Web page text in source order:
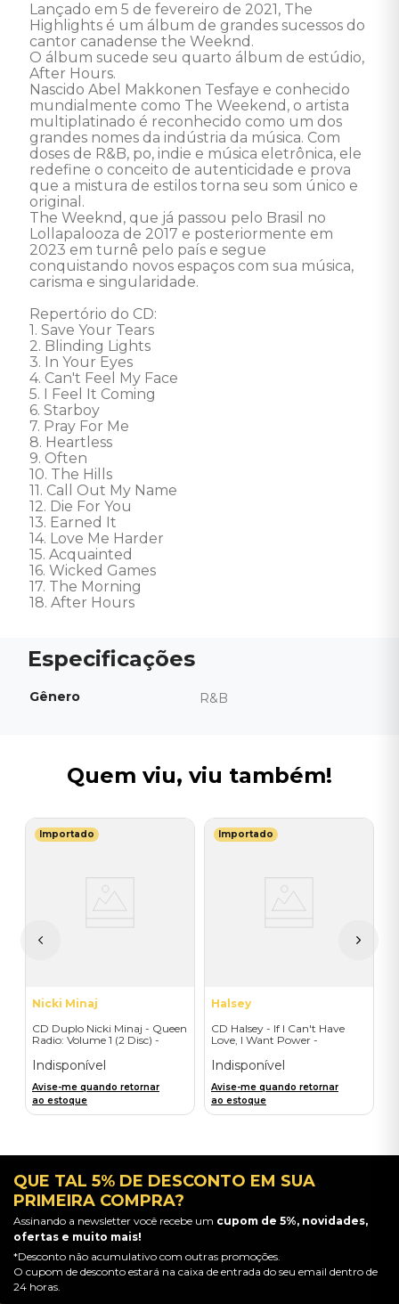
Lançado em 5 de fevereiro de 2021, The
Highlights é um álbum de grandes sucessos do
cantor canadense the Weeknd.
O álbum sucede seu quarto álbum de estúdio,
After Hours.
Nascido Abel Makkonen Tesfaye e conhecido
mundialmente como The Weekend, o artista
multiplatinado é reconhecido como um dos
grandes nomes da indústria da música. Com
doses de R&B, po, indie e música eletrônica, ele
redefine o conceito de autenticidade e prova
que a mistura de estilos torna seu som único e
original.
The Weeknd, que já passou pelo Brasil no
Lollapalooza de 2017 e posteriormente em
2023 em turnê pelo país e segue
conquistando novos espaços com sua música,
carisma e singularidade.
Repertório do CD:
1. Save Your Tears
2. Blinding Lights
3. In Your Eyes
4. Can't Feel My Face
5. I Feel It Coming
6. Starboy
7. Pray For Me
8. Heartless
9. Often
10. The Hills
11. Call Out My Name
12. Die For You
13. Earned It
14. Love Me Harder
15. Acquainted
16. Wicked Games
17. The Morning
18. After Hours
Gênero R&B
Quem viu, viu também!
Importado
Nicki Minaj
CD Duplo Nicki Minaj - Queen
Radio: Volume 1 (2 Disc) -
Indisponível
Avise-me quando retornar
ao estoque
Importado
Halsey
CD Halsey - If I Can't Have
Love, I Want Power -
Film (CD/Blu-ray) -
Importado
Indisponível
Avise-me quando retornar
ao estoque
QUE TAL 5% DE DESCONTO EM SUA
PRIMEIRA COMPRA?
Assinando a newsletter você recebe um cupom de 5%, novidades,
ofertas e muito mais!
*Desconto não acumulativo com outras promoções.
O cupom de desconto estará na caixa de entrada do seu email dentro de
24 horas.